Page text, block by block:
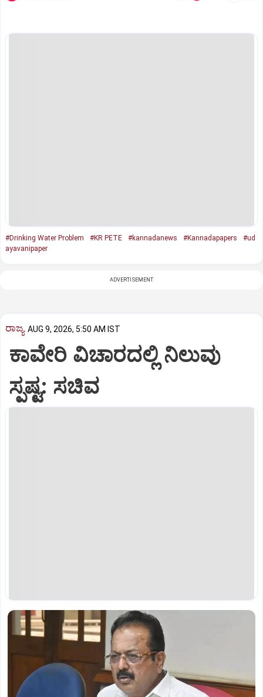
#Drinking Water Problem #KR PETE #kannadanews #Kannadapapers
#ud
ayavanipaper
ADVERTISEMENT
ರಾಜ್ಯ AUG 9, 2026, 5:50 AM IST
ಕಾವೇರಿ ವಿಚಾರದಲ್ಲಿ ನಿಲುವು
ಸ್ಪಷ್ಟ: ಸಚಿವ